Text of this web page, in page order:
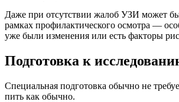
Даже при отсутствии жалоб УЗИ может
рамках профилактического осмотра —
уже были изменения или есть факторы
Подготовка к
Специальная подготовка обычно не
пить как обычно.